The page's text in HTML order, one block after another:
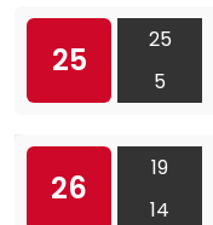
25
25
5
26
19
14